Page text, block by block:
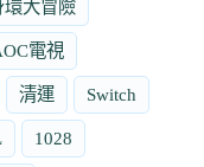
環大冒險
電視
清運 Switch
1028